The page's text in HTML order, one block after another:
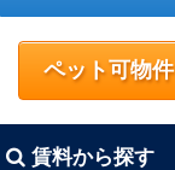
ペット可物件
賃料から探す